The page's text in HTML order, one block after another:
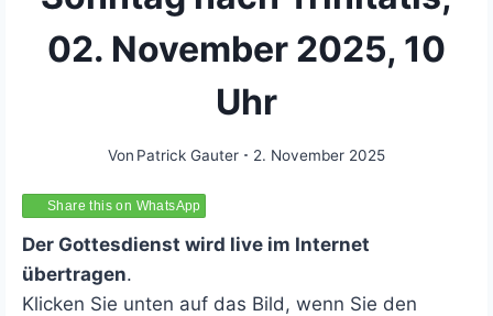
02. November 2025, 10
Uhr
Von Patrick Gauter 2. November 2025
Share this on WhatsApp
Der Gottesdienst wird live im Internet
übertragen.
Klicken Sie unten auf das Bild, wenn Sie den